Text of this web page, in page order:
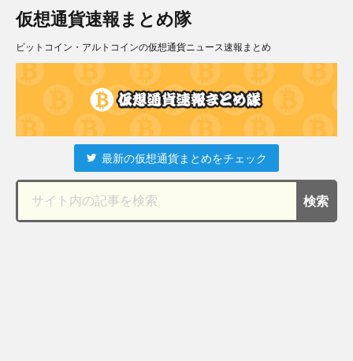
仮想通貨速報まとめ隊
ビットコイン・アルトコインの仮想通貨ニュース速報まとめ
最新の仮想通貨まとめをチェック